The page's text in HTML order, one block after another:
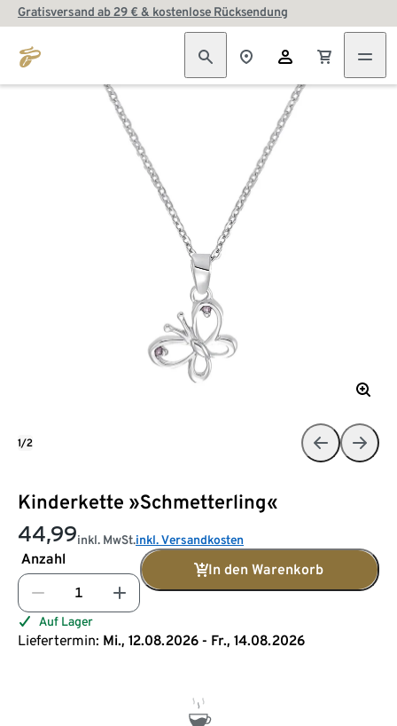
Gratisversand ab 29 € & kostenlose Rücksendung
Kinderkette »Schmetterling«
44,99inkl. MwSt.inkl. Versandkosten
Anzahl
In den Warenkorb
Auf Lager
Liefertermin: Mi., 12.08.2026 - Fr., 14.08.2026
1/2